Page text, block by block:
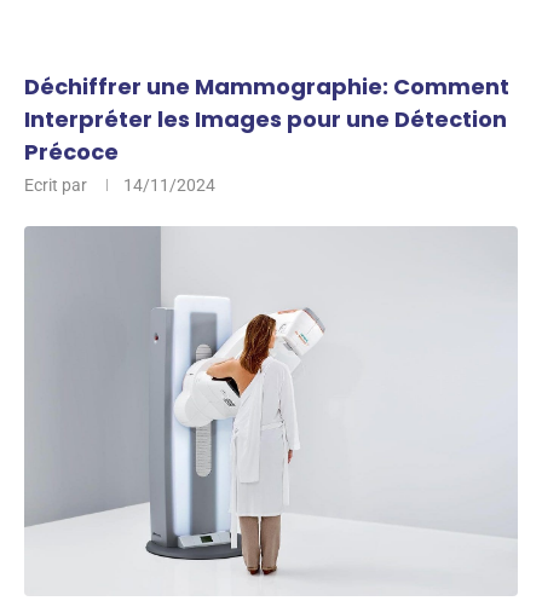
Déchiffrer une Mammographie: Comment
Interpréter les Images pour une Détection
Précoce
Ecrit par 14/11/2024